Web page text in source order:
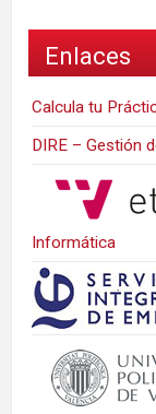
Enlaces
Calcula tu
DIRE – Gestión
Informática